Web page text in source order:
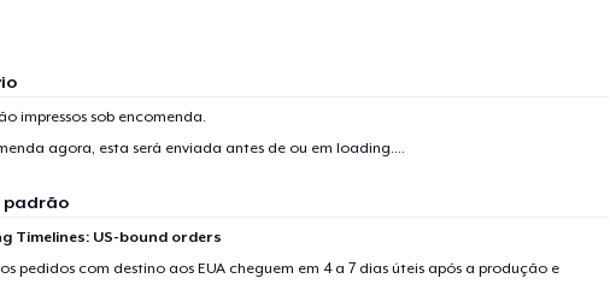
impressos sob encomenda.
agora, esta será enviada antes de ou em loading....
padrão
Timelines: US-bound orders
pedidos com destino aos EUA cheguem em 4 a 7 dias úteis após a produção e
Compra